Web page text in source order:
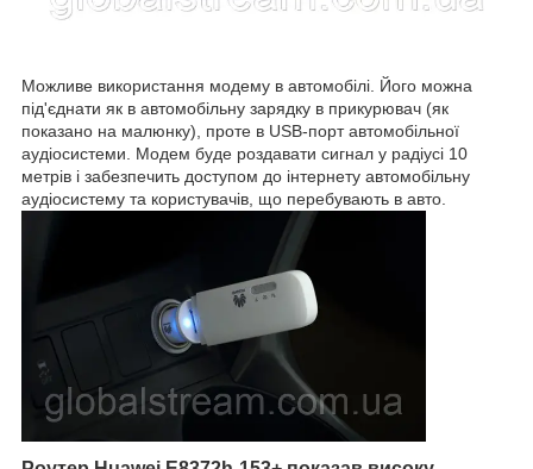
Можливе використання модему в автомобілі. Його можна
під'єднати як в автомобільну зарядку в прикурювач (як
показано на малюнку), проте в USB-порт автомобільної
аудіосистеми. Модем буде роздавати сигнал у радіусі 10
метрів і забезпечить доступом до інтернету автомобільну
аудіосистему та користувачів, що перебувають в авто.